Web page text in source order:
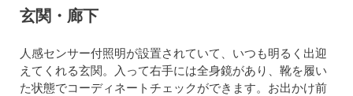
玄関・廊下
人感センサー付照明が設置されていて、いつも明るく出迎
えてくれる玄関。入って右手には全身鏡があり、靴を履い
た状態でコーディネートチェックができます。お出かけ前